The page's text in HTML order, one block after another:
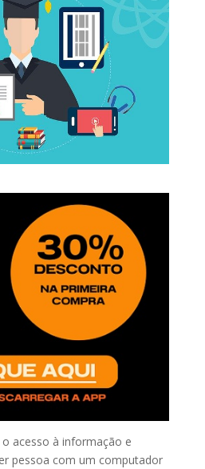
acesso à informação e
pessoa com um computador